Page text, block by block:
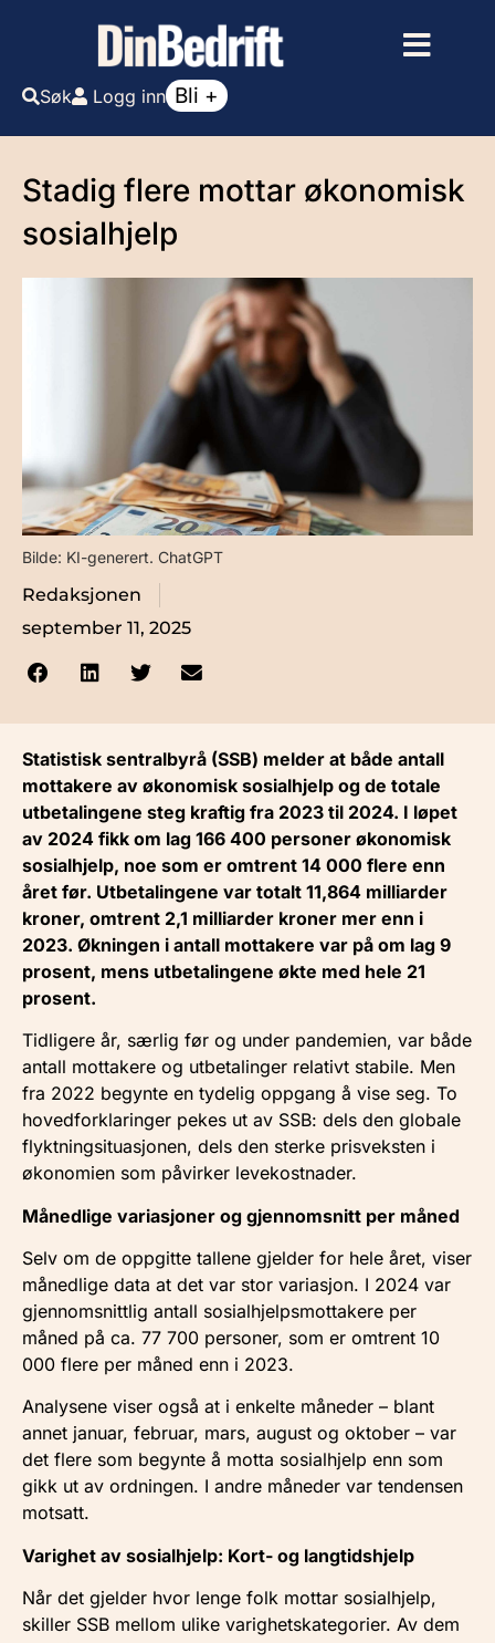
Søk Logg inn Bli +
Stadig flere mottar økonomisk
sosialhjelp
Bilde: KI-generert. ChatGPT
Redaksjonen
september 11, 2025
Statistisk sentralbyrå (SSB) melder at både antall
mottakere av økonomisk sosialhjelp og de totale
utbetalingene steg kraftig fra 2023 til 2024. I løpet
av 2024 fikk om lag 166 400 personer økonomisk
sosialhjelp, noe som er omtrent 14 000 flere enn
året før. Utbetalingene var totalt 11,864 milliarder
kroner, omtrent 2,1 milliarder kroner mer enn i
2023. Økningen i antall mottakere var på om lag 9
prosent, mens utbetalingene økte med hele 21
prosent.
Tidligere år, særlig før og under pandemien, var både
antall mottakere og utbetalinger relativt stabile. Men
fra 2022 begynte en tydelig oppgang å vise seg. To
hovedforklaringer pekes ut av SSB: dels den globale
flyktningsituasjonen, dels den sterke prisveksten i
økonomien som påvirker levekostnader.
Månedlige variasjoner og gjennomsnitt per måned
Selv om de oppgitte tallene gjelder for hele året, viser
månedlige data at det var stor variasjon. I 2024 var
gjennomsnittlig antall sosialhjelpsmottakere per
måned på ca. 77 700 personer, som er omtrent 10
000 flere per måned enn i 2023.
Analysene viser også at i enkelte måneder – blant
annet januar, februar, mars, august og oktober – var
det flere som begynte å motta sosialhjelp enn som
gikk ut av ordningen. I andre måneder var tendensen
motsatt.
Varighet av sosialhjelp: Kort- og langtidshjelp
Når det gjelder hvor lenge folk mottar sosialhjelp,
skiller SSB mellom ulike varighetskategorier. Av dem